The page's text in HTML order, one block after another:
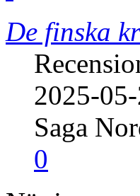
De finska
2025-
Saga
0